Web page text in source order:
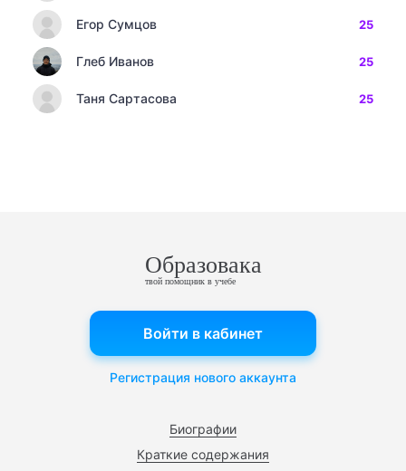
Егор Сумцов 25
Глеб Иванов 25
Таня Сартасова 25
Образовака
твой помощник в учебе
Биографии
Краткие содержания
Войти в кабинет
Регистрация нового аккаунта